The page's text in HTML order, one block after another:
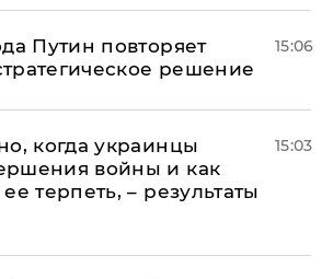
Путин повторяет
решение
15:06
когда украинцы
войны и как
терпеть, – результаты
15:03